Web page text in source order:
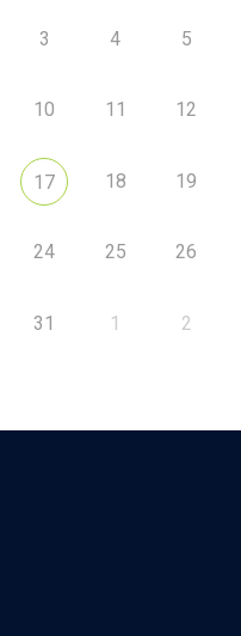
3 4 5
10 11 12
17 18 19
24 25 26
31 1 2